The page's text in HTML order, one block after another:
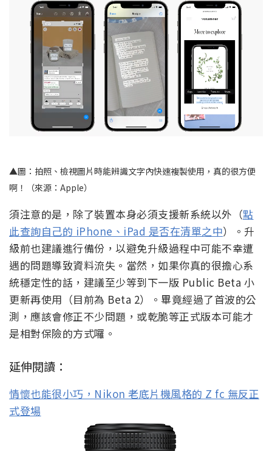
▲圖：拍照、檢視圖片時能辨識文字內快速複製使用，真的很方便
啊！（來源：Apple）
須注意的是，除了裝置本身必須支援新系統以外（點
此查詢自己的 iPhone、iPad 是否在清單之中）。升
級前也建議進行備份，以避免升級過程中可能不幸遭
遇的問題導致資料流失。當然，如果你真的很擔心系
統穩定性的話，建議至少等到下一版 Public Beta 小
更新再使用（目前為 Beta 2）。畢竟經過了首波的公
測，應該會修正不少問題，或乾脆等正式版本可能才
是相對保險的方式囉。
延伸閱讀：
情懷也能很小巧，Nikon 老底片機風格的 Z fc 無反正
式登場